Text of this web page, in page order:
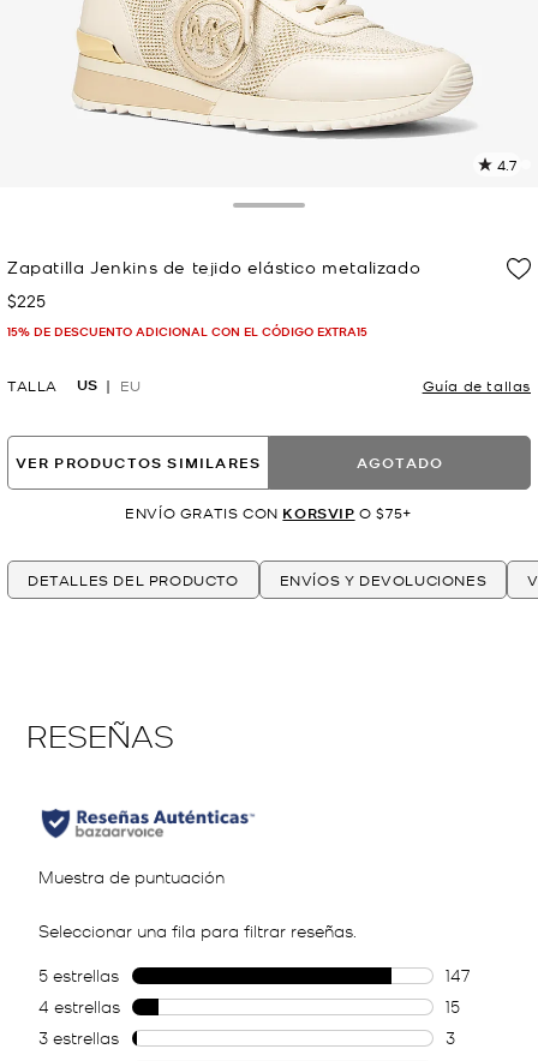
4.7
Zapatilla Jenkins de tejido elástico metalizado
Ahora
$225
15% DE DESCUENTO ADICIONAL CON EL CÓDIGO EXTRA15
TALLA US EU Guía de tallas
VER PRODUCTOS SIMILARES AGOTADO
ENVÍO GRATIS CON KORSVIP O $75+
DETALLES DEL PRODUCTO ENVÍOS Y DEVOLUCIONES